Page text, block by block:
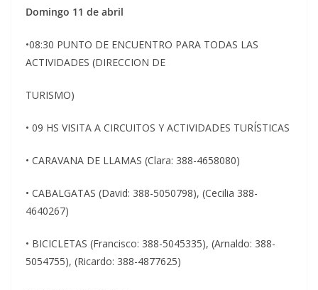
Domingo 11 de abril
•08:30 PUNTO DE ENCUENTRO PARA TODAS LAS
ACTIVIDADES (DIRECCION DE
TURISMO)
• 09 HS VISITA A CIRCUITOS Y ACTIVIDADES TURÍSTICAS
• CARAVANA DE LLAMAS (Clara: 388-4658080)
• CABALGATAS (David: 388-5050798), (Cecilia 388-
4640267)
• BICICLETAS (Francisco: 388-5045335), (Arnaldo: 388-
5054755), (Ricardo: 388-4877625)